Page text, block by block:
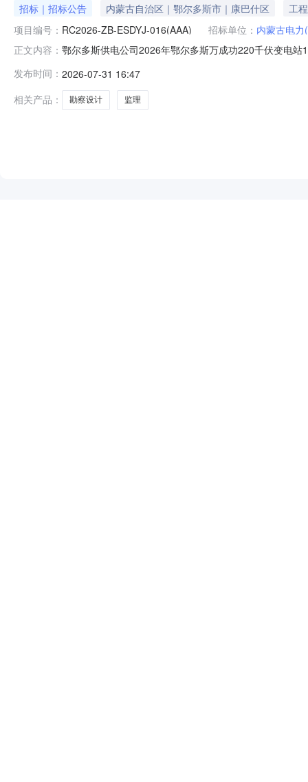
招标｜招标公告 内蒙古自治区｜鄂尔多斯市｜康巴什区
工
项目编号： RC2026-ZB-ESDYJ-016(AAA) 招标单位： 内蒙古电
正文内容： 鄂尔多斯供电公司2026年鄂尔多斯万成功220千伏变电
次）服务类型:服务采购文件获取截止时间:2026-08-
发布时间： 2026-07-31 16:47
相关产品：
勘察设计 监理